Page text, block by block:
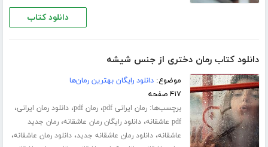
دانلود کتاب
دانلود کتاب رمان دختری از جنس شیشه
موضوع:دانلود رایگان بهترین رمان‌ها
۴۱۷ صفحه
برچسب‌ها:رمان ایرانی pdf ،رمان pdf ،دانلود رمان ایرانی،
pdf عاشقانه ،دانلود رایگان رمان عاشقانه،رمان جدید
عاشقانه،دانلود رمان عاشقانه جدید،دانلود رمان عاشقانه،